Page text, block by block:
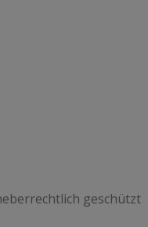
geschützt